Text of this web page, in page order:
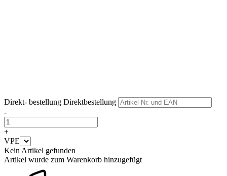
Direkt- bestellung Direktbestellung
-
+
VPE
Kein Artikel gefunden
Artikel wurde zum Warenkorb hinzugefügt